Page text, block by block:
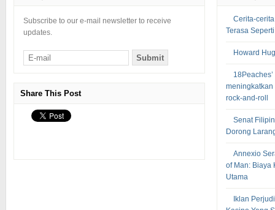
Subscribe to our e-mail newsletter to receive
updates.
Share This Post
Cerita-
Terasa
Howard
rock-and-roll
Senat
Dorong
Annexio
of Man: Biaya
Utama
Iklan